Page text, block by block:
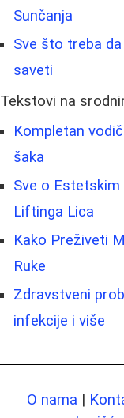
Sunčanja
Sve što treba
saveti
Tekstovi na
Kompletan
šaka
Sve o
Liftinga Lica
Kako Preživeti
Ruke
Zdravstveni
infekcije i više
O nama |